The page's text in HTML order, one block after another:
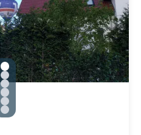
gallery.slide_selector
Zu Slide 1 wechseln
Zu Slide 2 wechseln
Zu Slide 3 wechseln
Zu Slide 4 wechseln
Zu Slide 5 wechseln
Zu Slide 6 wechseln